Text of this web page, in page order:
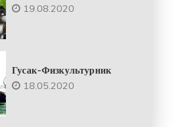
19.08.2020
Гусак-Физкультурник
18.05.2020